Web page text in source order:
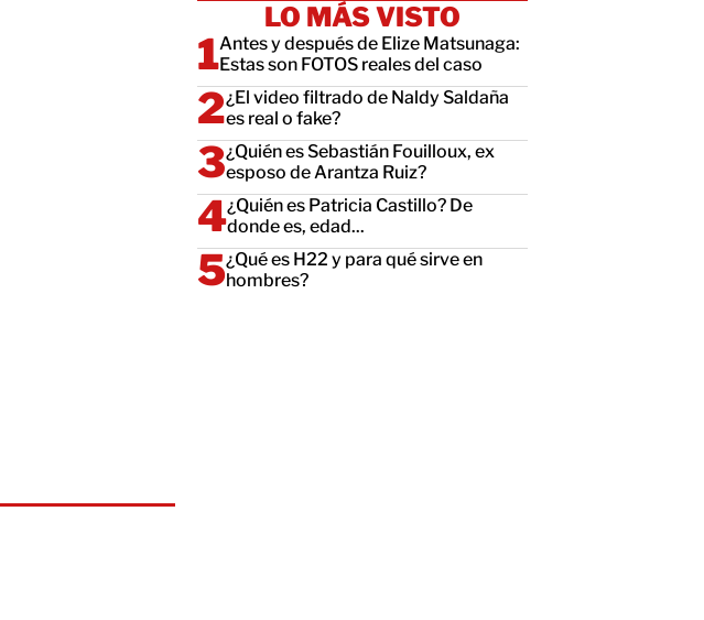
LO MÁS VISTO
Antes y después de Elize Matsunaga:
Estas son FOTOS reales del caso
¿El video filtrado de Naldy Saldaña
es real o fake?
¿Quién es Sebastián Fouilloux, ex
esposo de Arantza Ruiz?
¿Quién es Patricia Castillo? De
donde es, edad...
¿Qué es H22 y para qué sirve en
hombres?